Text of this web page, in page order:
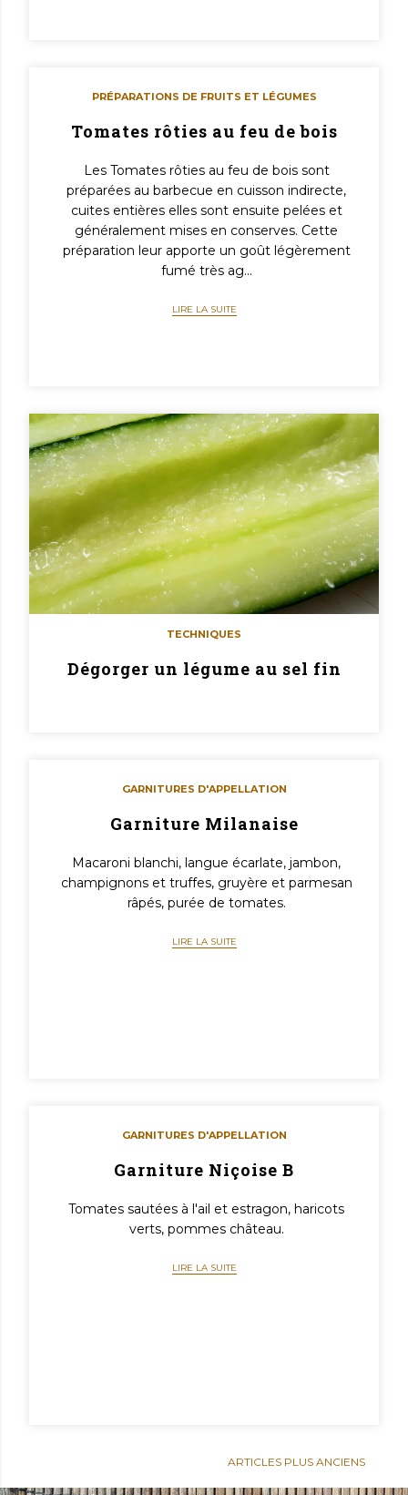
PRÉPARATIONS DE FRUITS ET LÉGUMES
Tomates rôties au feu de bois
Les Tomates rôties au feu de bois sont
préparées au barbecue en cuisson indirecte,
cuites entières elles sont ensuite pelées et
généralement mises en conserves. Cette
préparation leur apporte un goût légèrement
fumé très ag...
LIRE LA SUITE
TECHNIQUES
Dégorger un légume au sel fin
GARNITURES D'APPELLATION
Garniture Milanaise
Macaroni blanchi, langue écarlate, jambon,
champignons et truffes, gruyère et parmesan
râpés, purée de tomates.
LIRE LA SUITE
GARNITURES D'APPELLATION
Garniture Niçoise B
Tomates sautées à l'ail et estragon, haricots
verts, pommes château.
LIRE LA SUITE
ARTICLES PLUS ANCIENS